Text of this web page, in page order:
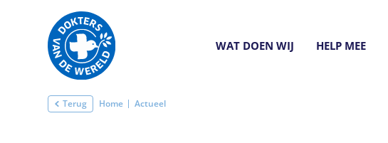
WAT DOEN WIJ HELP MEE
Terug Home Actueel